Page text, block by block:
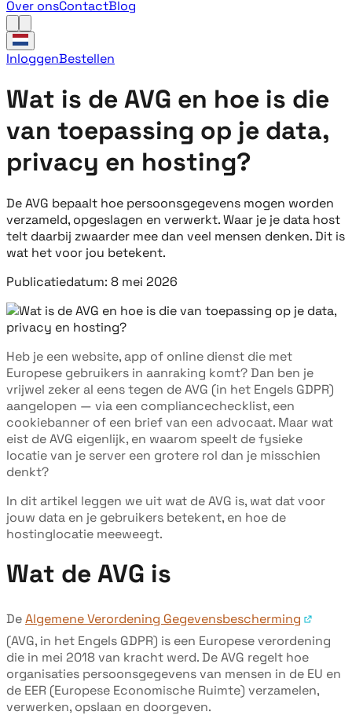
Over onsContactBlog
InloggenBestellen
Wat is de AVG en hoe is die
van toepassing op je data,
privacy en hosting?
De AVG bepaalt hoe persoonsgegevens mogen worden
verzameld, opgeslagen en verwerkt. Waar je je data host
telt daarbij zwaarder mee dan veel mensen denken. Dit is
wat het voor jou betekent.
Publicatiedatum: 8 mei 2026
Heb je een website, app of online dienst die met
Europese gebruikers in aanraking komt? Dan ben je
vrijwel zeker al eens tegen de AVG (in het Engels GDPR)
aangelopen — via een compliancechecklist, een
cookiebanner of een brief van een advocaat. Maar wat
eist de AVG eigenlijk, en waarom speelt de fysieke
locatie van je server een grotere rol dan je misschien
denkt?
In dit artikel leggen we uit wat de AVG is, wat dat voor
jouw data en je gebruikers betekent, en hoe de
hostinglocatie meeweegt.
Wat de AVG is
DeAlgemene Verordening Gegevensbescherming
(AVG, in het Engels GDPR) is een Europese verordening
die in mei 2018 van kracht werd. De AVG regelt hoe
organisaties persoonsgegevens van mensen in de EU en
de EER (Europese Economische Ruimte) verzamelen,
verwerken, opslaan en doorgeven.